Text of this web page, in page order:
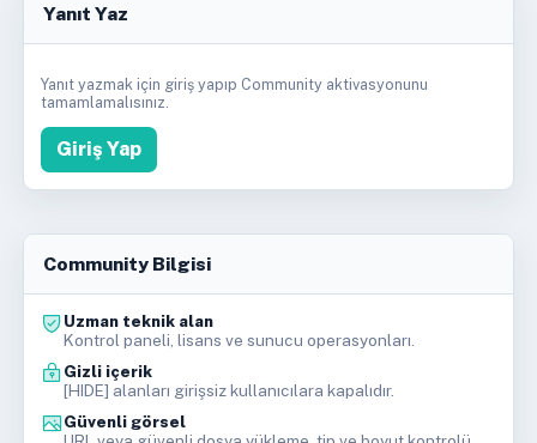
Yanıt Yaz
Yanıt yazmak için giriş yapıp Community aktivasyonunu
tamamlamalısınız.
Giriş Yap
Community Bilgisi
Uzman teknik alan
Kontrol paneli, lisans ve sunucu operasyonları.
Gizli içerik
[HIDE] alanları girişsiz kullanıcılara kapalıdır.
Güvenli görsel